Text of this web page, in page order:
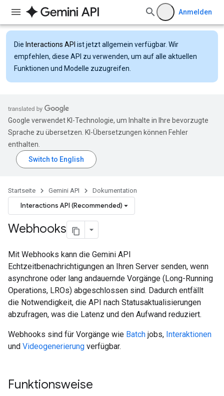
Anmelden
Die Interactions API ist jetzt allgemein verfügbar. Wir
empfehlen, diese API zu verwenden, um auf alle aktuellen
Funktionen und Modelle zuzugreifen.
Google verwendet KI-Technologie, um Inhalte in Ihre bevorzugte
Sprache zu übersetzen. KI-Übersetzungen können Fehler
enthalten.
Startseite Gemini API Dokumentation
Interactions API (Recommended)
Webhooks
Mit Webhooks kann die Gemini API
Echtzeitbenachrichtigungen an Ihren Server senden, wenn
asynchrone oder lang andauernde Vorgänge (Long-Running
Operations, LROs) abgeschlossen sind. Dadurch entfällt
die Notwendigkeit, die API nach Statusaktualisierungen
abzufragen, was die Latenz und den Aufwand reduziert.
Webhooks sind für Vorgänge wie Batch jobs, Interaktionen
und Videogenerierung verfügbar.
Funktionsweise